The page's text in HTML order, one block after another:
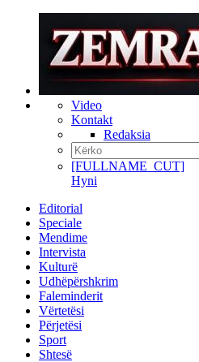
Video
Kontakt
Redaksia
[FULLNAME_CUT]
Hyni
Editorial
Speciale
Mendime
Intervista
Kulturë
Udhëpërshkrim
Faleminderit
Vërtetësi
Përjetësi
Sport
Shtesë